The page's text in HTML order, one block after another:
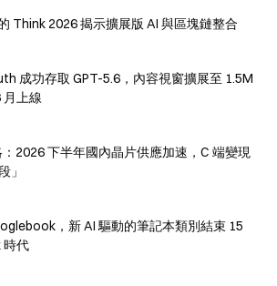
Think 2026 揭示擴展版 AI 與區塊鏈整合
成功存取 GPT-5.6，內容視窗擴展至 1.5M
上線
2026 下半年國內晶片供應加速，C 端變現
」
，新 AI 驅動的筆記本類別結束 15
時代